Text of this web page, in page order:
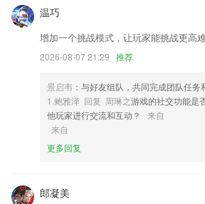
2,【保证金】在相关服务过程中，对违反国家
申请维权，索赔时，道裕物流有权根据判断，
行先行赔付，保障交易另一方权益；如注册会
核结算后可退还保证金；
4,每日多样记录 记工时、记账、记事全部搞定
5,支持smartlink智能配置，用户使用更加方便简
6,支持进行app推广，让其他人申请使用app，
1.孩子任何的异常学习动态都能轻松知晓，管理
温巧
增加一个挑战模式，让玩家能挑战更高
2026-08-07 21:29 推荐
景启韦 ：与好友组队，共同完成团队任务
1.鲍雅泽 回复 周琳之游戏的社交功能是
他玩家进行交流和互动？
来自
来自
更多回复
郎凝美